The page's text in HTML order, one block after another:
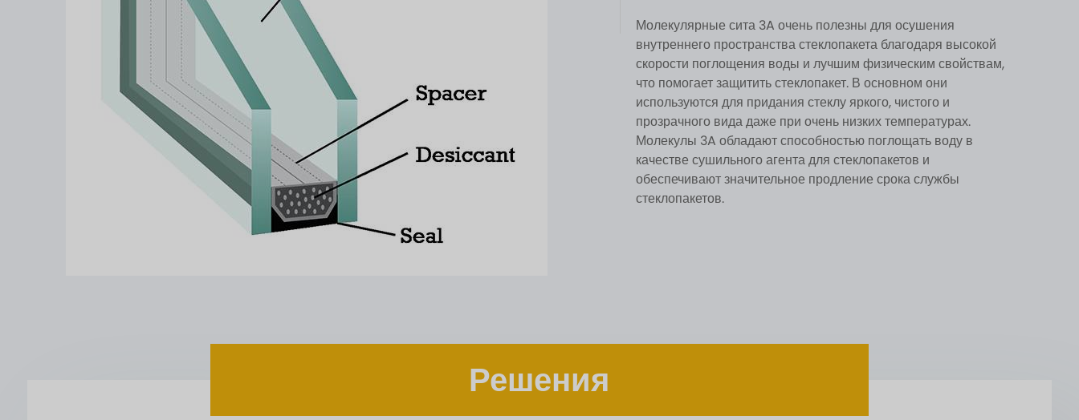
Молекулярные сита 3A очень полезны для осушения
внутреннего пространства стеклопакета благодаря высокой
скорости поглощения воды и лучшим физическим свойствам,
что помогает защитить стеклопакет. В основном они
используются для придания стеклу яркого, чистого и
прозрачного вида даже при очень низких температурах.
Молекулы 3A обладают способностью поглощать воду в
качестве сушильного агента для стеклопакетов и
обеспечивают значительное продление срока службы
стеклопакетов.
Решения